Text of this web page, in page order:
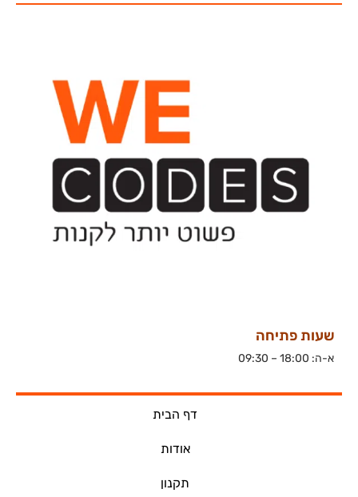
שעות פתיחה
א-ה: 18:00 – 09:30
דף הבית
אודות
תקנון